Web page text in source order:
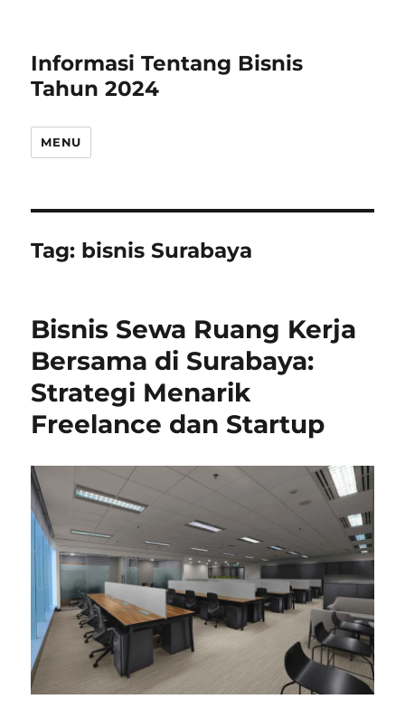
Informasi Tentang Bisnis
Tahun 2024
MENU
Tag: bisnis Surabaya
Bisnis Sewa Ruang Kerja
Bersama di Surabaya:
Strategi Menarik
Freelance dan Startup